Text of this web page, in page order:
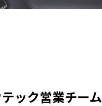
ック営業チーム